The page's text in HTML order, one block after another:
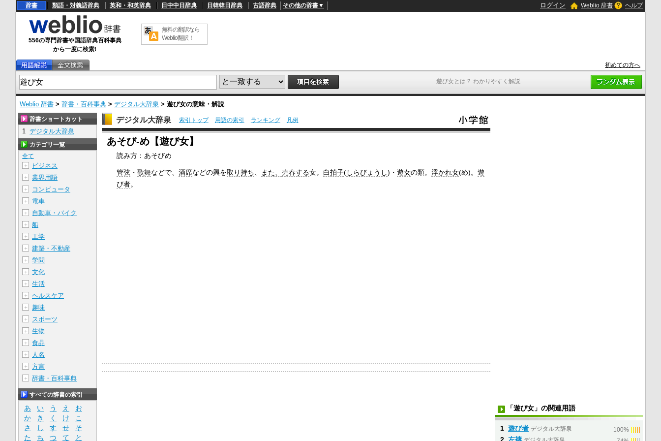
遊び女とは？ わかりやすく解説
辞書 類語・対義語辞典 英和・和英辞典 日中中日辞典 日韓韓日辞典 古語辞典 その他の辞書▼ ログイン Weblio 辞書 ヘルプ
556の専門辞書や国語辞典百科事典
から一度に検索!
無料の翻訳なら
Weblio翻訳！
初めての方へ
Weblio 辞書 > 辞書・百科事典 > デジタル大辞泉 > 遊び女の意味・解説
U
n
e
/
L
d
:
デジタル大辞泉 索引トップ 用語の索引 ランキング 凡例
あそび‐め【遊び女】
読み方：あそびめ
管弦 ・歌舞などで、酒席などの興を取り持ち また、売春する女。 白拍子(しらびょうし)・遊女の類。浮かれ女(め)。遊
び者。
辞書ショートカット
1 デジタル大辞泉
カテゴリ一覧
全て
＋
ビジネス
＋ 業界用語
＋ コンピュータ
＋ 電車
＋ 自動車・バイク
＋ 船
＋ 工学
＋ 建築・不動産
＋ 学問
＋ 文化
＋ 生活
＋ ヘルスケア
＋ 趣味
＋ スポーツ
＋ 生物
＋ 食品
＋ 人名
＋ 方言
＋ 辞書・百科事典
すべての辞書の索引
あ い う え
お
か
き く け
こ
さ
し す せ
そ
た
ち つ て と
「遊び女」の関連用語
1 遊び者 デジタル大辞泉 100%